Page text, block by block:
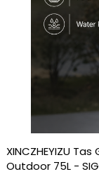
XINCZHEYIZU
Outdoor 75L -